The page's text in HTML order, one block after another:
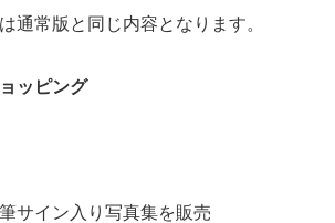
通常版と同じ内容となります。
ッピング
サイン入り写真集を販売